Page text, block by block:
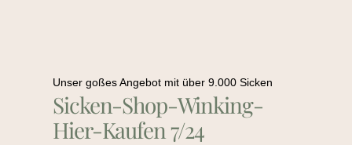
Unser goßes Angebot mit über 9.000 Sicken
Sicken-Shop-Winking-
Hier-Kaufen 7/24